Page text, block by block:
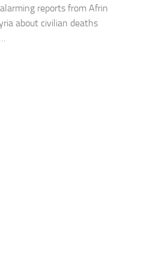
reports from Afrin
about civilian deaths